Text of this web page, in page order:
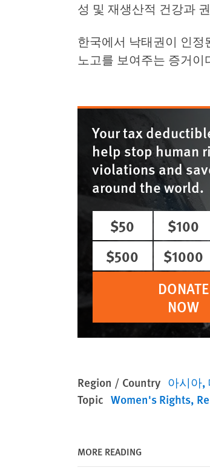
성 및 재생산적 건강과
한국에서 낙태권이 인정
노고를 보여주는 증거이
Your tax
help stop human
violations and
around the world.
$50
$100
$500
$1000
DONATE
NOW
Region / Country 아시아
Topic Women's Rights
MORE READING